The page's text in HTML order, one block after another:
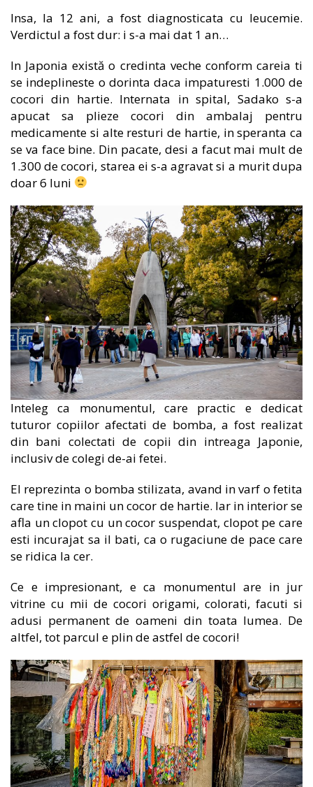
Insa, la 12 ani, a fost diagnosticata cu leucemie.
Verdictul a fost dur: i s-a mai dat 1 an…
In Japonia există o credinta veche conform careia ti
se indeplineste o dorinta daca impaturesti 1.000 de
cocori din hartie. Internata in spital, Sadako s-a
apucat sa plieze cocori din ambalaj pentru
medicamente si alte resturi de hartie, in speranta ca
se va face bine. Din pacate, desi a facut mai mult de
1.300 de cocori, starea ei s-a agravat si a murit dupa
doar 6 luni
Inteleg ca monumentul, care practic e dedicat
tuturor copiilor afectati de bomba, a fost realizat
din bani colectati de copii din intreaga Japonie,
inclusiv de colegi de-ai fetei.
El reprezinta o bomba stilizata, avand in varf o fetita
care tine in maini un cocor de hartie. Iar in interior se
afla un clopot cu un cocor suspendat, clopot pe care
esti incurajat sa il bati, ca o rugaciune de pace care
se ridica la cer.
Ce e impresionant, e ca monumentul are in jur
vitrine cu mii de cocori origami, colorati, facuti si
adusi permanent de oameni din toata lumea. De
altfel, tot parcul e plin de astfel de cocori!